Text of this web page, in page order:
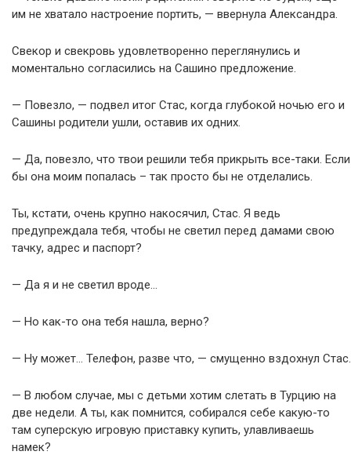
им не хватало настроение портить, — ввернула Александра.
Свекор и свекровь удовлетворенно переглянулись и
моментально согласились на Сашино предложение.
— Повезло, — подвел итог Стас, когда глубокой ночью его и
Сашины родители ушли, оставив их одних.
— Да, повезло, что твои решили тебя прикрыть все-таки. Если
бы она моим попалась – так просто бы не отделались.
Ты, кстати, очень крупно накосячил, Стас. Я ведь
предупреждала тебя, чтобы не светил перед дамами свою
тачку, адрес и паспорт?
— Да я и не светил вроде…
— Но как-то она тебя нашла, верно?
— Ну может… Телефон, разве что, — смущенно вздохнул Стас.
— В любом случае, мы с детьми хотим слетать в Турцию на
две недели. А ты, как помнится, собирался себе какую-то
там суперскую игровую приставку купить, улавливаешь
намек?